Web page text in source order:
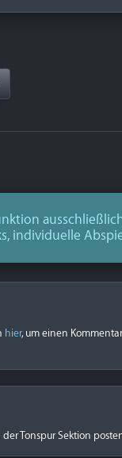
individuelle
hier, um einen
Tonspur Sektion